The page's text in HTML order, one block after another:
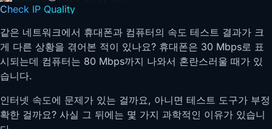
Check IP Quality
같은 네트워크에서 휴대폰과 컴퓨터의 속도 테스트 결과가 크
게 다른 상황을 겪어본 적이 있나요? 휴대폰은 30 Mbps로 표
시되는데 컴퓨터는 80 Mbps까지 나와서 혼란스러울 때가 있
습니다.
인터넷 속도에 문제가 있는 걸까요, 아니면 테스트 도구가 부정
확한 걸까요? 사실 그 뒤에는 몇 가지 과학적인 이유가 있습니